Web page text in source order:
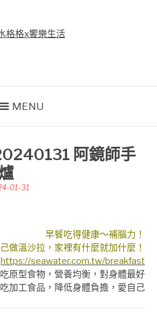
MENU
阿鏡師手
01-31
早餐吃得健康～補腦力！
做溫沙拉，家裡有什麼就加什麼！
https://seawater.com.tw/breakfast
原型食物，營養均衡，對身體最好
加工食品，降低身體負擔，愛自己